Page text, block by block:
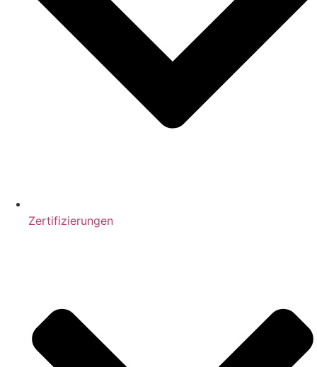
Zertifizierungen